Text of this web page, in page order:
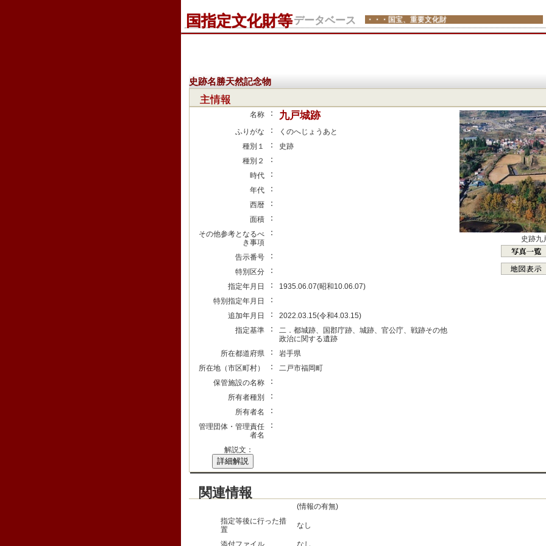
国指定文化財等データベース ・・・国宝、重要文化財
史跡名勝天然記念物
主情報
名称 ： 九戸城跡
ふりがな ：
くのへじょうあと
種別１
：
史跡
種別２
：
時代 ：
年代 ：
西暦 ：
面積 ：
その他参考となるべ
き事項
：
告示番号 ：
特別区分 ：
指定年月日 ：
1935.06.07(昭和10.06.07)
特別指定年月日
：
追加年月日 ：
2022.03.15(令和4.03.15)
指定基準
：
二．都城跡、国郡庁跡、城跡、官公庁、戦跡その他
政治に関する遺跡
所在都道府県
：
岩手県
所在地（市区町村）
：
二戸市福岡町
保管施設の名称
：
所有者種別 ：
所有者名 ：
管理団体・管理責任
者名
：
史跡九
解説文：
詳細解説
関連情報
(情報の有無)
指定等後に行った措
置
なし
添付ファイル なし